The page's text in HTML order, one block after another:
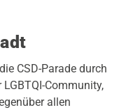
CSD-Parade durch
Community,
allen